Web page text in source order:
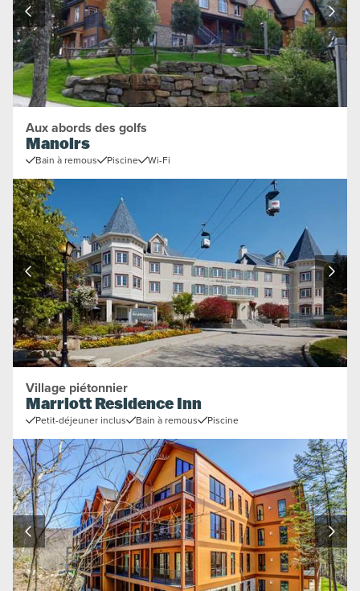
Aux abords des golfs
Manoirs
Bain à remous Piscine Wi-Fi
Village piétonnier
Marriott Residence Inn
Petit-déjeuner inclus Bain à remous Piscine